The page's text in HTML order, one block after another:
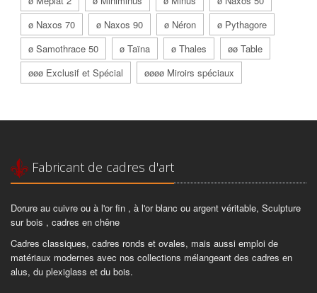
ø Naxos 70
ø Naxos 90 ø Néron
ø Pythagore
ø Samothrace 50
ø Taïna ø Thales
øø Table
øøø Exclusif et Spécial
øøøø Miroirs spéciaux
Fabricant de cadres d'art
Dorure au cuivre ou à l'or fin , à l'or blanc ou argent véritable, Sculpture
sur bois , cadres en chêne
Cadres classiques, cadres ronds et ovales, mais aussi emploi de
matériaux modernes avec nos collections mélangeant des cadres en
alus, du plexiglass et du bois.